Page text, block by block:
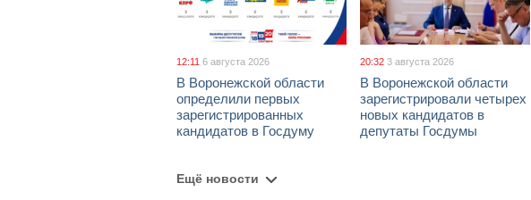
12:11 6 августа 2026
В Воронежской области
определили первых
зарегистрированных
кандидатов в Госдуму
20:32 3 августа 2026
В Воронежской области
зарегистрировали четырех
новых кандидатов в
депутаты Госдумы
Ещё новости